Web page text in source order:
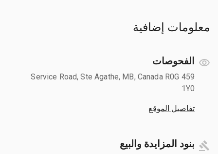
معلومات إضافية
الفحوصات
459 Service Road, Ste Agathe, MB, Canada R0G
1Y0
تفاصيل الموقع
بنود المزايدة والبيع